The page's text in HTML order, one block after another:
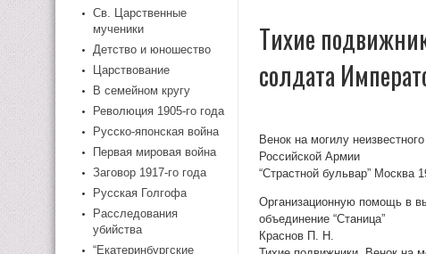
Тихие
солдата
Венок на могилу
Российской Армии
“Страстной бульвар” Москва
Организационную помощь в
объединение “Станица”
Краснов П. Н.
Св. Царственные
мученики
Детство и юношество
Царствование
В семейном кругу
Революция 1905-го года
Русско-японская война
Первая мировая война
Заговор 1917-го года
Русская Голгофа
Расследования
убийства
“Екатеринбургские